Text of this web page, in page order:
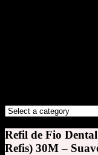
Refil de Fio
Refis) 30M –